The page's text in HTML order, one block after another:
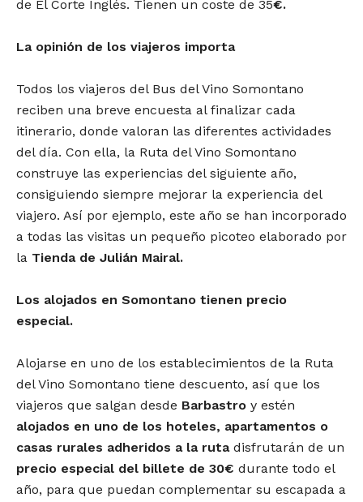
de El Corte Inglés. Tienen un coste de 35€.
La opinión de los viajeros importa
Todos los viajeros del Bus del Vino Somontano
reciben una breve encuesta al finalizar cada
itinerario, donde valoran las diferentes actividades
del día. Con ella, la Ruta del Vino Somontano
construye las experiencias del siguiente año,
consiguiendo siempre mejorar la experiencia del
viajero. Así por ejemplo, este año se han incorporado
a todas las visitas un pequeño picoteo elaborado por
la Tienda de Julián Mairal.
Los alojados en Somontano tienen precio
especial.
Alojarse en uno de los establecimientos de la Ruta
del Vino Somontano tiene descuento, así que los
viajeros que salgan desde Barbastro y estén
alojados en uno de los hoteles, apartamentos o
casas rurales adheridos a la ruta disfrutarán de un
precio especial del billete de 30€ durante todo el
año, para que puedan complementar su escapada a